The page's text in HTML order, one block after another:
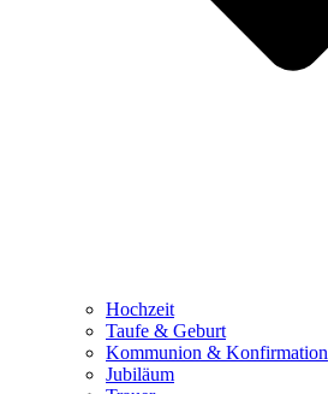
Hochzeit
Taufe & Geburt
Kommunion & Konfirmation
Jubiläum